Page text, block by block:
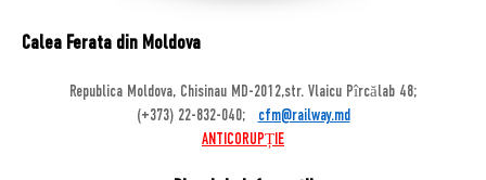
Calea Ferata din Moldova
Republica Moldova, Chisinau MD-2012,str. Vlaicu Pîrcălab 48;
(+373) 22-832-040;
cfm@railway.md
ANTICORUPȚIE